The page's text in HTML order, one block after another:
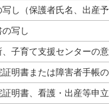
し（保護者氏名、出産予
写し
、子育て支援センターの
明書または障害者手帳
明書、看護・出産等申